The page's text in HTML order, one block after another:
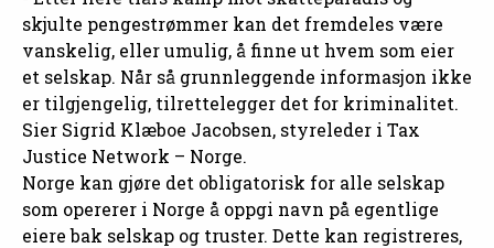
skjulte pengestrømmer kan det fremdeles være
vanskelig, eller umulig, å finne ut hvem som eier
et selskap. Når så grunnleggende informasjon ikke
er tilgjengelig, tilrettelegger det for kriminalitet.
Sier Sigrid Klæboe Jacobsen, styreleder i Tax
Justice Network – Norge.
Norge kan gjøre det obligatorisk for alle selskap
som opererer i Norge å oppgi navn på egentlige
eiere bak selskap og truster. Dette kan registreres,